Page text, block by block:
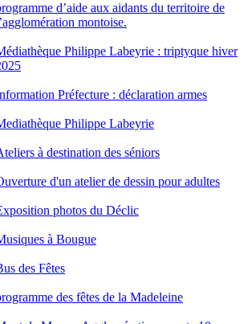
d’aide aux aidants du territoire de
montoise.
Philippe Labeyrie : triptyque hiver
Préfecture : déclaration armes
Philippe Labeyrie
à destination des séniors
d'un atelier de dessin pour adultes
photos du Déclic
à Bougue
des Fêtes
des fêtes de la Madeleine